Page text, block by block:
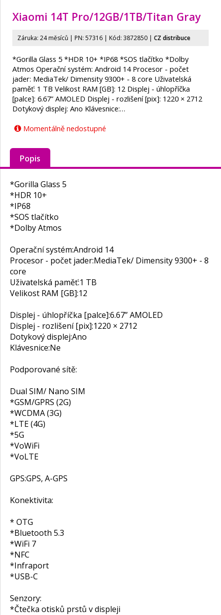
Xiaomi 14T Pro/12GB/1TB/Titan Gray
Záruka: 24 měsíců | PN: 57316 | Kód: 3872850 | CZ distribuce
*Gorilla Glass 5 *HDR 10+ *IP68 *SOS tlačítko *Dolby
Atmos Operační systém: Android 14 Procesor - počet
jader: MediaTek/ Dimensity 9300+ - 8 core Uživatelská
paměť: 1 TB Velikost RAM [GB]: 12 Displej - úhlopříčka
[palce]: 6.67” AMOLED Displej - rozlišení [pix]: 1220 × 2712
Dotykový displej: Ano Klávesnice:…
Momentálně nedostupné
Popis
*Gorilla Glass 5
*HDR 10+
*IP68
*SOS tlačítko
*Dolby Atmos
Operační systém:Android 14
Procesor - počet jader:MediaTek/ Dimensity 9300+ - 8
core
Uživatelská paměť:1 TB
Velikost RAM [GB]:12
Displej - úhlopříčka [palce]:6.67” AMOLED
Displej - rozlišení [pix]:1220 × 2712
Dotykový displej:Ano
Klávesnice:Ne
Podporované sítě:
Dual SIM/ Nano SIM
*GSM/GPRS (2G)
*WCDMA (3G)
*LTE (4G)
*5G
*VoWiFi
*VoLTE
GPS:GPS, A-GPS
Konektivita:
* OTG
*Bluetooth 5.3
*WiFi 7
*NFC
*Infraport
*USB-C
Senzory:
*Čtečka otisků prstů v displeji